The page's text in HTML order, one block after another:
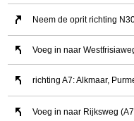
Neem de oprit richting
Voeg in naar
richting A7: Alkmaar,
Voeg in naar Rijksweg